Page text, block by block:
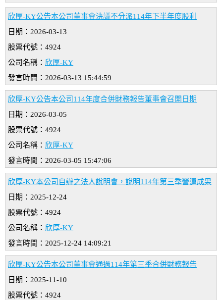
欣厚-KY公告本公司董事會決議不分派114年下半年度股利
日期：2026-03-13
股票代號：4924
公司名稱： 欣厚-KY
發言時間：2026-03-13 15:44:59
欣厚-KY公告本公司114年度合併財務報告董事會召開日期
日期：2026-03-05
股票代號：4924
公司名稱： 欣厚-KY
發言時間：2026-03-05 15:47:06
欣厚-KY本公司自辦之法人說明會，說明114年第三季營運成果
日期：2025-12-24
股票代號：4924
公司名稱： 欣厚-KY
發言時間：2025-12-24 14:09:21
欣厚-KY公告本公司董事會通過114年第三季合併財務報告
日期：2025-11-10
股票代號：4924